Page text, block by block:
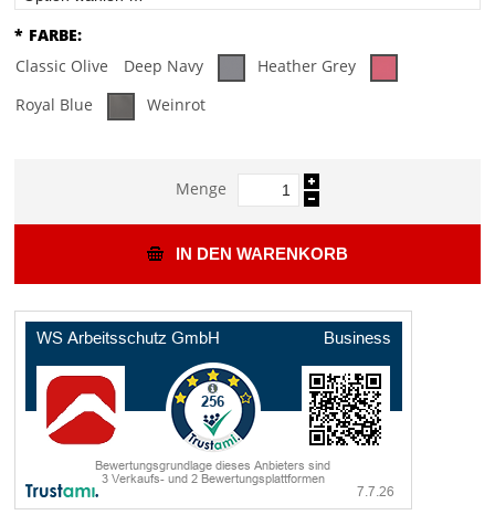
* FARBE:
Classic Olive
Deep Navy
Heather Grey
Royal Blue
Weinrot
Menge
IN DEN WARENKORB